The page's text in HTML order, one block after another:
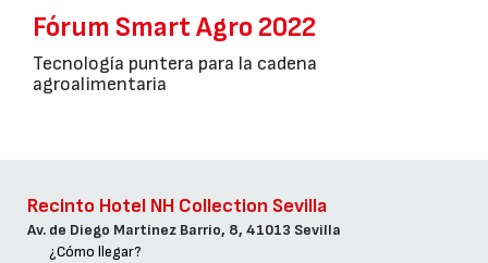
Fórum Smart Agro 2022
Tecnología puntera para la cadena
agroalimentaria
Recinto Hotel NH Collection Sevilla
Av. de Diego Martínez Barrio, 8, 41013 Sevilla
¿Cómo llegar?